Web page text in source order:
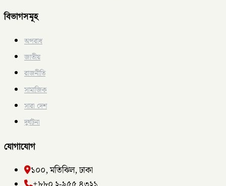
বিভাগসমূহ
অপরাধ
জাতীয়
রাজনীতি
সামাজিক
সারা দেশ
দুর্ঘটনা
যোগাযোগ
১০০, মতিঝিল, ঢাকা